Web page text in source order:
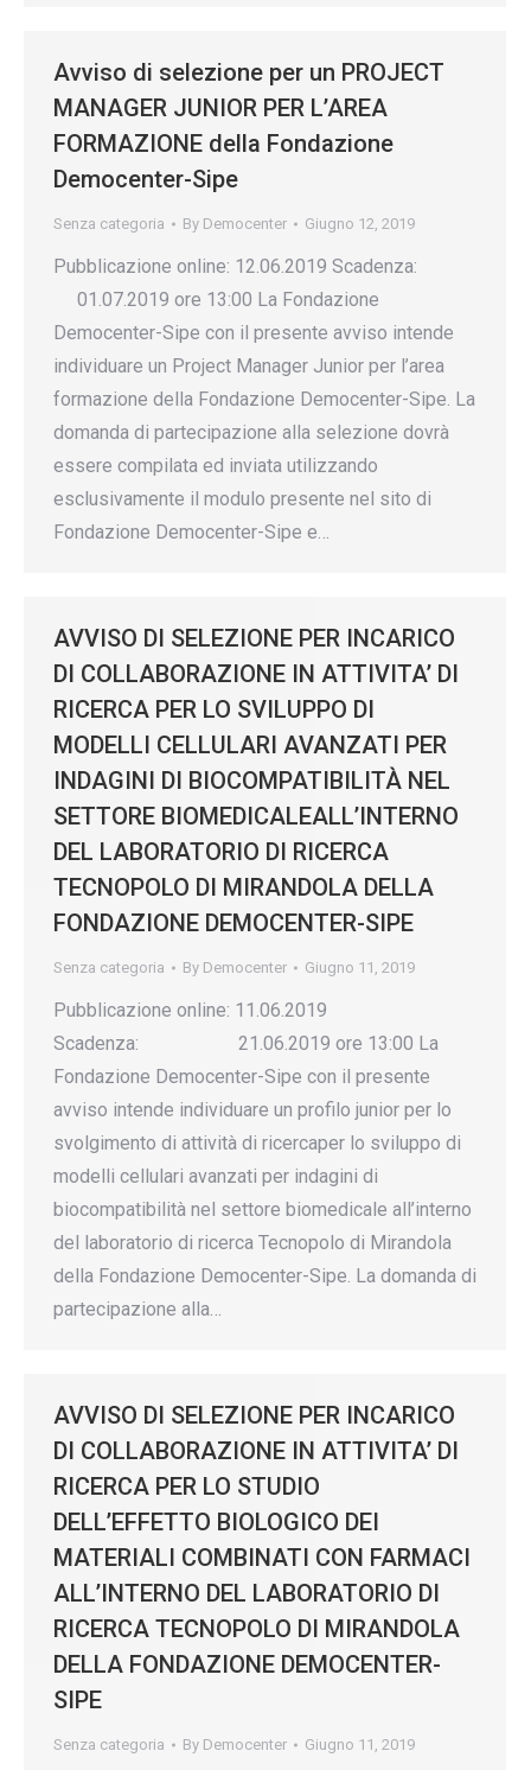
Avviso di selezione per un PROJECT
MANAGER JUNIOR PER L’AREA
FORMAZIONE della Fondazione
Democenter-Sipe
Senza categoria By Democenter Giugno 12, 2019
Pubblicazione online: 12.06.2019 Scadenza:
01.07.2019 ore 13:00 La Fondazione
Democenter-Sipe con il presente avviso intende
individuare un Project Manager Junior per l’area
formazione della Fondazione Democenter-Sipe. La
domanda di partecipazione alla selezione dovrà
essere compilata ed inviata utilizzando
esclusivamente il modulo presente nel sito di
Fondazione Democenter-Sipe e…
AVVISO DI SELEZIONE PER INCARICO
DI COLLABORAZIONE IN ATTIVITA’ DI
RICERCA PER LO SVILUPPO DI
MODELLI CELLULARI AVANZATI PER
INDAGINI DI BIOCOMPATIBILITÀ NEL
SETTORE BIOMEDICALEALL’INTERNO
DEL LABORATORIO DI RICERCA
TECNOPOLO DI MIRANDOLA DELLA
FONDAZIONE DEMOCENTER-SIPE
Senza categoria By Democenter Giugno 11, 2019
Pubblicazione online: 11.06.2019
Scadenza: 21.06.2019 ore 13:00 La
Fondazione Democenter-Sipe con il presente
avviso intende individuare un profilo junior per lo
svolgimento di attività di ricercaper lo sviluppo di
modelli cellulari avanzati per indagini di
biocompatibilità nel settore biomedicale all’interno
del laboratorio di ricerca Tecnopolo di Mirandola
della Fondazione Democenter-Sipe. La domanda di
partecipazione alla…
AVVISO DI SELEZIONE PER INCARICO
DI COLLABORAZIONE IN ATTIVITA’ DI
RICERCA PER LO STUDIO
DELL’EFFETTO BIOLOGICO DEI
MATERIALI COMBINATI CON FARMACI
ALL’INTERNO DEL LABORATORIO DI
RICERCA TECNOPOLO DI MIRANDOLA
DELLA FONDAZIONE DEMOCENTER-
SIPE
Senza categoria By Democenter Giugno 11, 2019